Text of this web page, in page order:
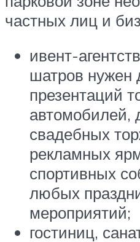
частных лиц и
ивент-
шатров нужен
презентаций
автомобилей,
свадебных
рекламных
спортивных
любых
мероприятий;
гостиниц,